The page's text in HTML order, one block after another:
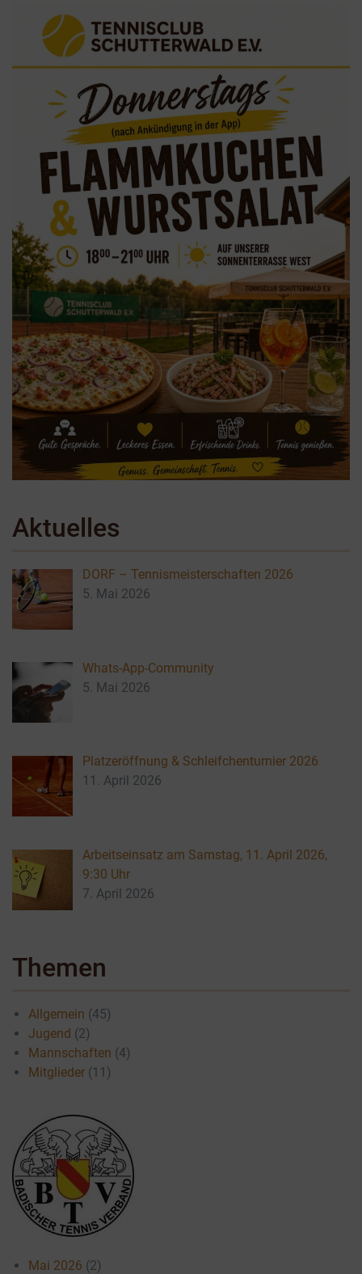
Aktuelles
DORF – Tennismeisterschaften 2026
5. Mai 2026
Whats-App-Community
5. Mai 2026
Platzeröffnung & Schleifchenturnier 2026
11. April 2026
Arbeitseinsatz am Samstag, 11. April 2026,
9:30 Uhr
7. April 2026
Themen
Allgemein (45)
Jugend (2)
Mannschaften (4)
Mitglieder (11)
Mai 2026 (2)